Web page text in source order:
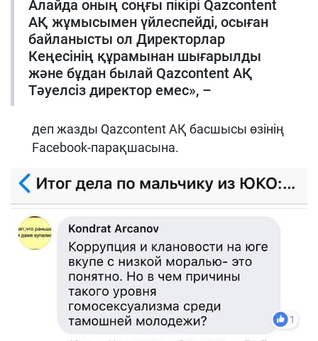
Алайда оның соңғы пікірі Qazcontent
АҚ жұмысымен үйлеспейді, осыған
байланысты ол Директорлар
Кеңесінің құрамынан шығарылды
және бұдан былай Qazcontent АҚ
Тәуелсіз директор емес», –
деп жазды Qazcontent АҚ басшысы өзінің
Facebook-парақшасына.